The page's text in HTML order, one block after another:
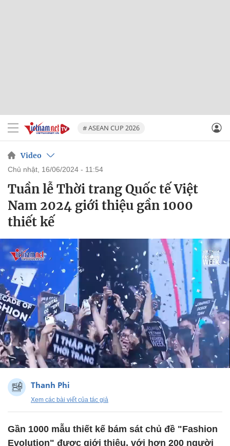
# ASEAN CUP 2026
Video
chủ nhật, 16/06/2024 - 11:54
Tuần lễ Thời trang Quốc tế Việt
Nam 2024 giới thiệu gần 1000
thiết kế
Thanh Phi
Xem các bài viết của tác giả
Gần 1000 mẫu thiết kế bám sát chủ đề "Fashion
Evolution" được giới thiệu, với hơn 200 người